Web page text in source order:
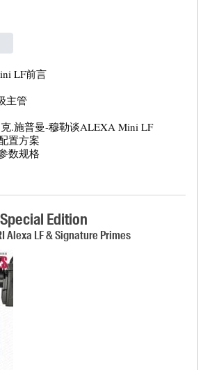
LF前言
主管
.施普曼-穆勒谈ALEXA Mini LF
置方案
数规格
Edition
Alexa LF & Signature Primes